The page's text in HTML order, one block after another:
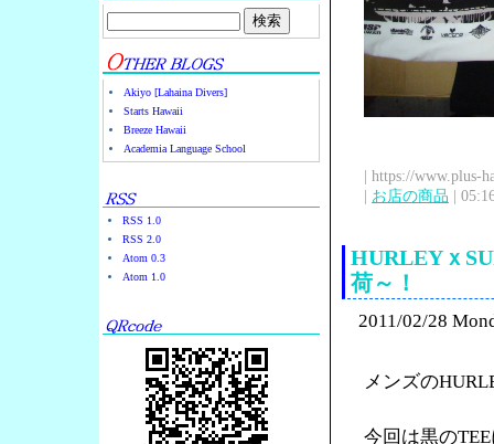
Akiyo [Lahaina Divers]
Starts Hawaii
Breeze Hawaii
Academia Language School
RSS 1.0
RSS 2.0
Atom 0.3
Atom 1.0
| https://www.plus-
| お店の商品 |
HURLEYｘ
荷～！
2011/02/28
メンズの
今回は黒の